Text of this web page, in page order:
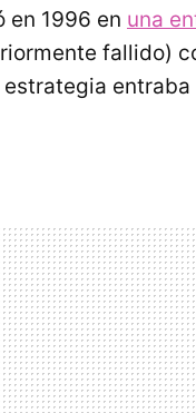
en 1996 en una
fallido)
entraba